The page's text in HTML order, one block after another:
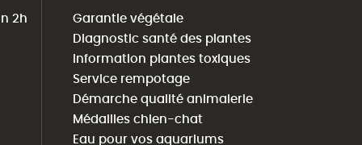
2h
Garantie végétale
Diagnostic santé des plantes
Information plantes toxiques
Service rempotage
Démarche qualité animalerie
Médailles chien-chat
Eau pour vos aquariums